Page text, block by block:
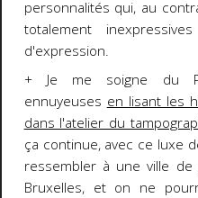
personnalités qui, au
totalement
d'expression.
+ Je me soigne du
ennuyeuses en lisant les
dans l'atelier du
ça continue, avec ce luxe
ressembler à une ville
Bruxelles, et on ne